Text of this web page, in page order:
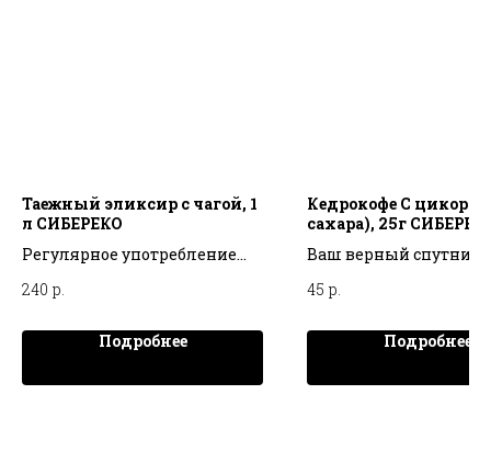
Таежный эликсир с чагой, 1
л СИБЕРЕКО
Регулярное употребление
обеспечит Вам надежную
силы на новые свершения!
240 р.
Подробнее
Кедрокофе С
сахара), 25г
Ваш верный спутник
день - крепкий
45 р.
Подробнее